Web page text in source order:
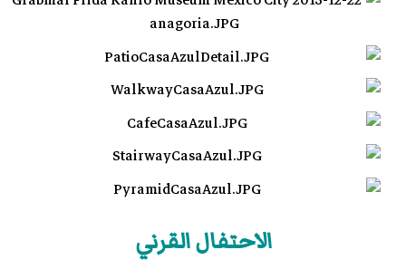
الاحتفال القرني